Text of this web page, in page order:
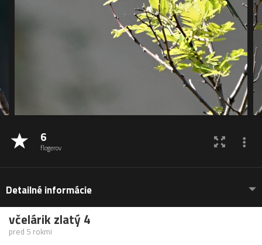
6
flogerov
Detailné informácie
včelárik zlatý 4
pred 5 rokmi